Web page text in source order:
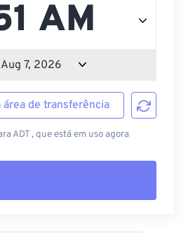
área de transferência
ADT , que está em uso agora